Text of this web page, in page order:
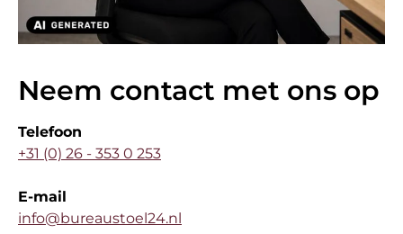
Neem contact met ons op
Telefoon
+31 (0) 26 - 353 0 253
E-mail
info@bureaustoel24.nl